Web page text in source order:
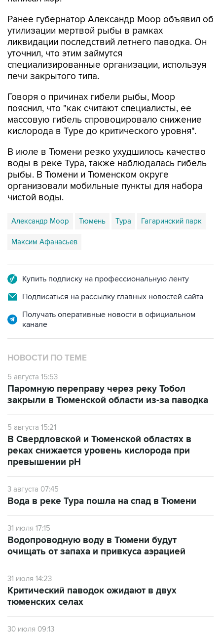
Ранее губернатор Александр Моор объявил об
утилизации мертвой рыбы в рамках
ликвидации последствий летнего паводка. Он
уточнил, что этим займутся
специализированные организации, используя
печи закрытого типа.
Говоря о причинах гибели рыбы, Моор
пояснил, что "как считают специалисты, ее
массовую гибель спровоцировало снижение
кислорода в Туре до критического уровня".
В июле в Тюмени резко ухудшилось качество
воды в реке Тура, также наблюдалась гибель
рыбы. В Тюмени и Тюменском округе
организовали мобильные пункты для набора
чистой воды.
Александр Моор Тюмень Тура Гагаринский парк
Максим Афанасьев
Купить подписку на профессиональную ленту
Подписаться на рассылку главных новостей сайта
Получать оперативные новости в официальном
канале
НОВОСТИ ПО ТЕМЕ
5 августа 15:53
Паромную переправу через реку Тобол
закрыли в Тюменской области из-за паводка
5 августа 15:21
В Свердловской и Тюменской областях в
реках снижается уровень кислорода при
превышении рН
3 августа 07:45
Вода в реке Тура пошла на спад в Тюмени
31 июля 17:15
Водопроводную воду в Тюмени будут
очищать от запаха и привкуса аэрацией
31 июля 14:23
Критический паводок ожидают в двух
тюменских селах
30 июля 09:13